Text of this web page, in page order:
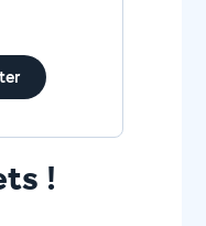
!